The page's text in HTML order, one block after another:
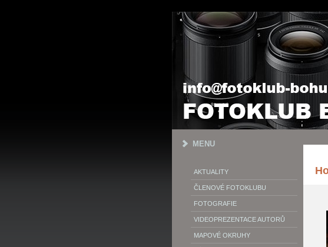
MENU
AKTUALITY
ČLENOVÉ FOTOKLUBU
FOTOGRAFIE
VIDEOPREZENTACE AUTORŮ
MAPOVÉ OKRUHY